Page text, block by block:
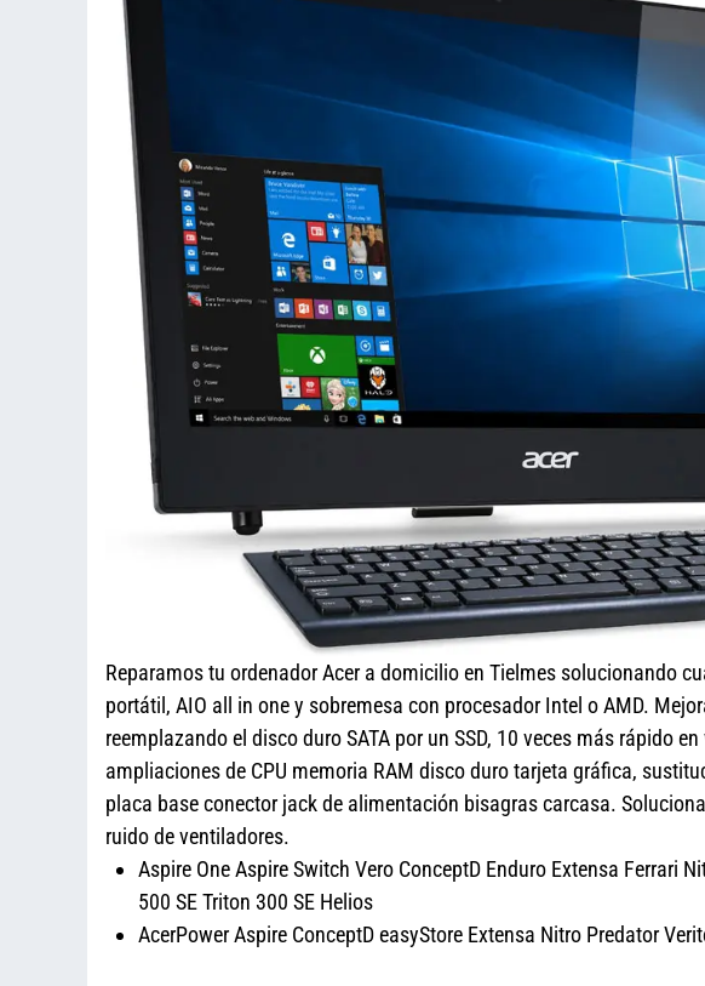
Reparamos tu ordenador Acer a domicilio en Tielmes solucionando
portátil, AIO all in one y sobremesa con procesador Intel o AMD.
reemplazando el disco duro SATA por un SSD, 10 veces más rápido
ampliaciones de CPU memoria RAM disco duro tarjeta gráfica,
placa base conector jack de alimentación bisagras carcasa.
ruido de ventiladores.
Aspire One Aspire Switch Vero ConceptD Enduro Extensa Ferrari
500 SE Triton 300 SE Helios
AcerPower Aspire ConceptD easyStore Extensa Nitro Predator